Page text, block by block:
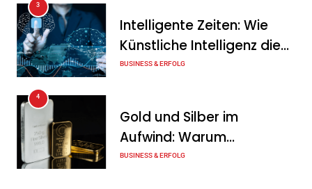
3
Intelligente Zeiten: Wie
Künstliche Intelligenz die
Geschäftswelt verändert
BUSINESS & ERFOLG
4
Gold und Silber im
Aufwind: Warum
Edelmetalle als sicherer
BUSINESS & ERFOLG